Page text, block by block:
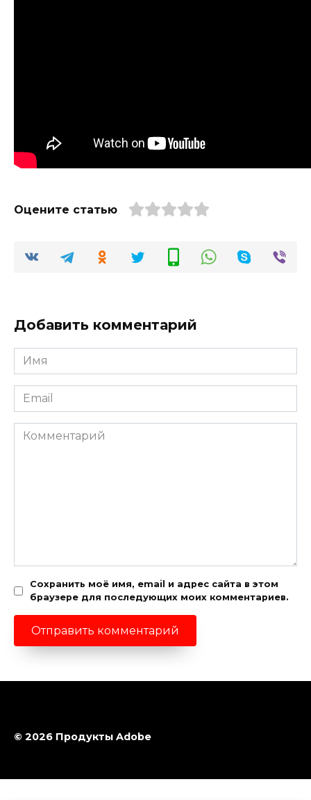
Оцените статью
Добавить комментарий
Имя
*
Email
*
Комментарий
Сохранить моё имя, email и адрес сайта в этом
браузере для последующих моих комментариев.
© 2026 Продукты Adobe